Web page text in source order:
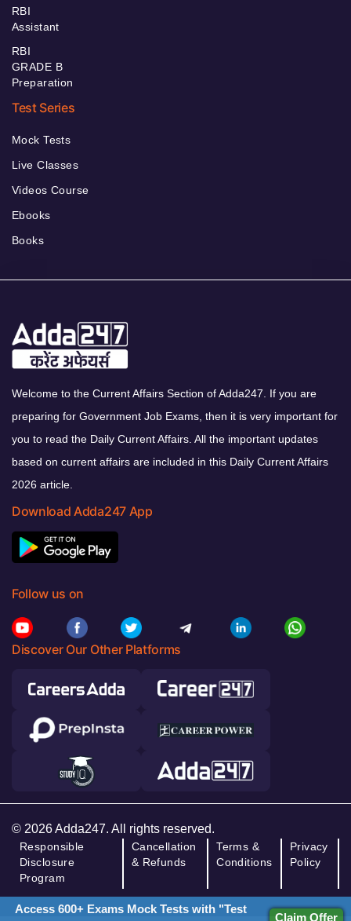
RBI
Assistant
RBI
GRADE B
Preparation
Test Series
Mock Tests
Live Classes
Videos Course
Ebooks
Books
Welcome to the Current Affairs Section of Adda247. If you are
preparing for Government Job Exams, then it is very important for
you to read the Daily Current Affairs. All the important updates
based on current affairs are included in this Daily Current Affairs
2026 article.
Download Adda247 App
Follow us on
Discover Our Other Platforms
© 2026 Adda247. All rights reserved.
Responsible
Disclosure
Program
Cancellation
& Refunds
Terms &
Conditions
Privacy
Policy
Access 600+ Exams Mock Tests with "Test
Claim Offer